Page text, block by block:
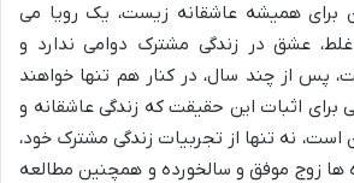
برای همیشه عاشقانه زیست، یک رویا می
غلط، عشق در زندگی مشترک دوامی ندارد و
پس از چند سال، در کنار هم تنها خواهند
برای اثبات این حقیقت که زندگی عاشقانه و
نه تنها از تجربیات زندگی مشترک خود،
ها زوج موفق و سالخورده و همچنین مطالعه